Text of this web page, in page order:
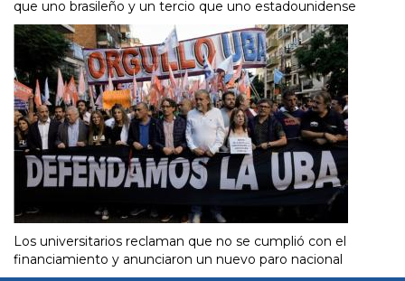
que uno brasileño y un tercio que uno estadounidense
Los universitarios reclaman que no se cumplió con el
financiamiento y anunciaron un nuevo paro nacional